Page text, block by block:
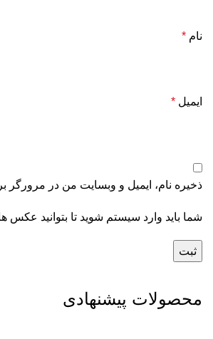
نام *
ایمیل *
ذخیره نام، ایمیل و وبسایت من در مرورگر
شما باید وارد سیستم شوید تا بتوانید عکس
محصولات پیشنهادی